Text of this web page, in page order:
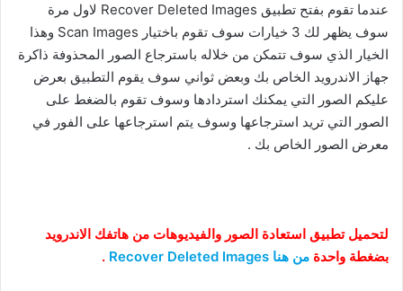
عندما تقوم بفتح تطبيق Recover Deleted Images لاول مرة
سوف يظهر لك 3 خيارات سوف تقوم باختيار Scan Images وهذا
الخيار الذي سوف تتمكن من خلاله باسترجاع الصور المحذوفة ذاكرة
جهاز الاندرويد الخاص بك وبعض ثواني سوف يقوم التطبيق بعرض
عليكم الصور التي يمكنك استردادها وسوف تقوم بالضغط على
الصور التي تريد استرجاعها وسوف يتم استرجاعها على الفور في
معرض الصور الخاص بك .
لتحميل تطبيق استعادة الصور والفيديوهات من هاتفك الاندرويد
بضغطة واحدة من هنا Recover Deleted Images .